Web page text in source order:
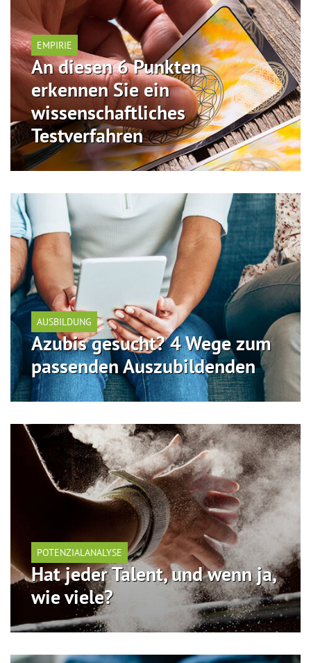
EMPIRIE
An diesen 6 Punkten
erkennen Sie ein
wissenschaftliches
Testverfahren
AUSBILDUNG
Azubis gesucht? 4 Wege zum
passenden Auszubildenden
POTENZIALANALYSE
Hat jeder Talent, und wenn ja,
wie viele?